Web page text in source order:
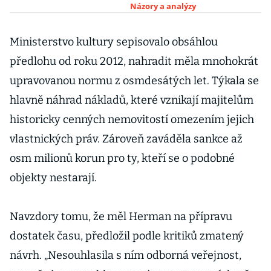
Názory a analýzy
Ministerstvo kultury sepisovalo obsáhlou
předlohu od roku 2012, nahradit měla mnohokrát
upravovanou normu z osmdesátých let. Týkala se
hlavně náhrad nákladů, které vznikají majitelům
historicky cenných nemovitostí omezením jejich
vlastnických práv. Zároveň zaváděla sankce až
osm milionů korun pro ty, kteří se o podobné
objekty nestarají.
Navzdory tomu, že měl Herman na přípravu
dostatek času, předložil podle kritiků zmatený
návrh. „Nesouhlasila s ním odborná veřejnost,